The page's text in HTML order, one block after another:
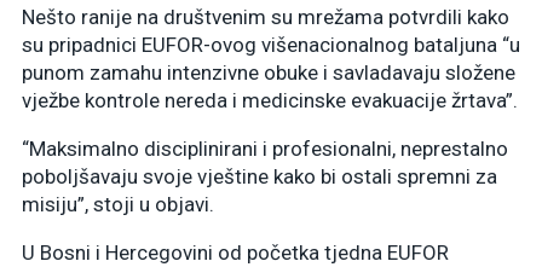
Nešto ranije na društvenim su mrežama potvrdili kako
su pripadnici EUFOR-ovog višenacionalnog bataljuna “u
punom zamahu intenzivne obuke i savladavaju složene
vježbe kontrole nereda i medicinske evakuacije žrtava”.
“Maksimalno disciplinirani i profesionalni, neprestalno
poboljšavaju svoje vještine kako bi ostali spremni za
misiju”, stoji u objavi.
U Bosni i Hercegovini od početka tjedna EUFOR